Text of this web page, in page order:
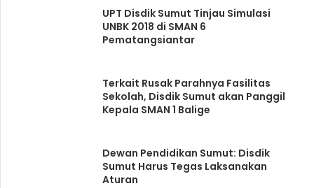
UPT Disdik Sumut Tinjau Simulasi
UNBK 2018 di SMAN 6
Pematangsiantar
Terkait Rusak Parahnya Fasilitas
Sekolah, Disdik Sumut akan Panggil
Kepala SMAN 1 Balige
Dewan Pendidikan Sumut: Disdik
Sumut Harus Tegas Laksanakan
Aturan